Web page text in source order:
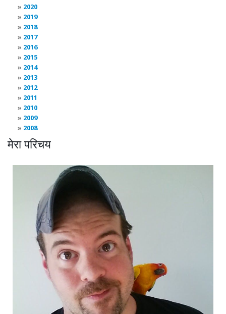
2020
2019
2018
2017
2016
2015
2014
2013
2012
2011
2010
2009
2008
मेरा परिचय